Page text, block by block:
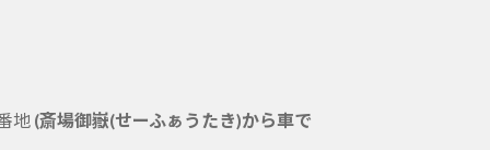
地 (斎場御嶽(せーふぁうたき)から車で